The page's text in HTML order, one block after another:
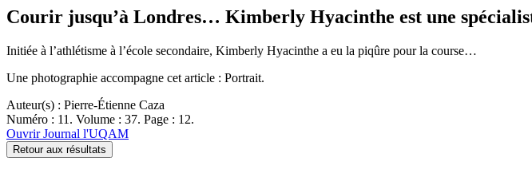
Courir jusqu’à Londres… Kimberly Hyacinthe est une
Initiée à l’athlétisme à l’école secondaire, Kimberly Hyacinthe a eu la piqûre pour la course…
Une photographie accompagne cet article : Portrait.
Auteur(s) : Pierre-Étienne Caza
Numéro : 11. Volume : 37. Page : 12.
Ouvrir Journal l'UQAM
Retour aux résultats